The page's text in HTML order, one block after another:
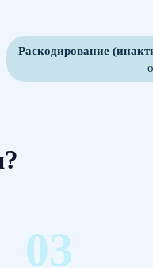
Раскодирование